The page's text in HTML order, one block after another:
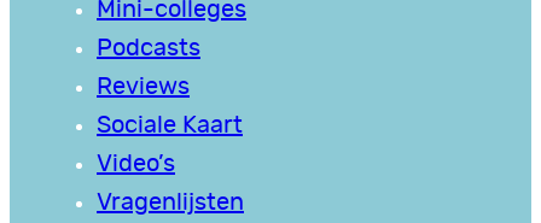
Mini-colleges
Podcasts
Reviews
Sociale Kaart
Video’s
Vragenlijsten